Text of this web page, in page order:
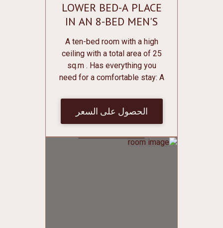
LOWER BED-A PLACE
IN AN 8-BED MEN'S
ROOM
A ten-bed room with a high
ceiling with a total area of 25
sq.m . Has everything you
need for a comfortable stay: A
curtains, sockets, individual
lighting and shelves for
various small things; Individual
lockers for clothes and shoes
with lockers; Bathroom on the
الحصول على السعر